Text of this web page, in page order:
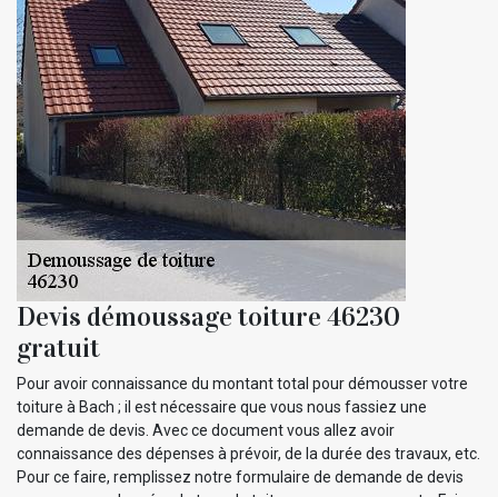
Devis démoussage toiture 46230
gratuit
Pour avoir connaissance du montant total pour démousser votre
toiture à Bach ; il est nécessaire que vous nous fassiez une
demande de devis. Avec ce document vous allez avoir
connaissance des dépenses à prévoir, de la durée des travaux, etc.
Pour ce faire, remplissez notre formulaire de demande de devis